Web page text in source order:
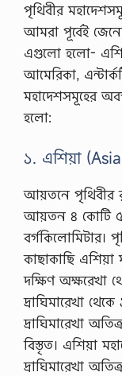
পৃথিবীর
আমরা পূর্বেই
এগুলো হলো-
আমেরিকা,
মহাদেশসমূহের
হলো:
১. এশিয়া
আয়তনে পৃথিবীর
আয়তন ৪ কোটি
বর্গকিলোমিটার।
কাছাকাছি এশিয়া
দক্ষিণ অক্ষরেখা
দ্রাঘিমারেখা
দ্রাঘিমারেখা
বিস্তৃত। এশিয়া
দ্রাঘিমারেখা